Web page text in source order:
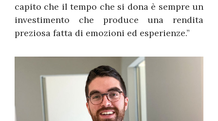
capito che il tempo che si dona è sempre un
investimento che produce una rendita
preziosa fatta di emozioni ed esperienze.”